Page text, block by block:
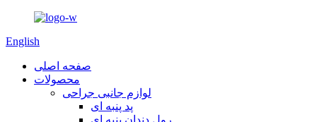
English
صفحه اصلی
محصولات
لوازم جانبی جراحی
پد پنبه ای
رول دندان پنبه ای